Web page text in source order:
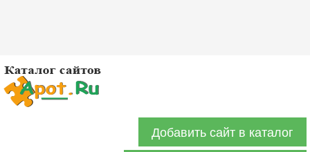
Добавить сайт в каталог